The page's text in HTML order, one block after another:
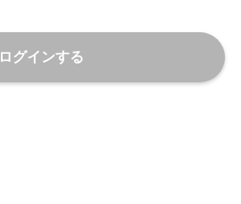
ログインする